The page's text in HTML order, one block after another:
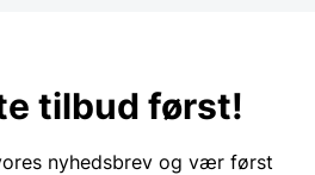
tilbud først!
nyhedsbrev og vær først